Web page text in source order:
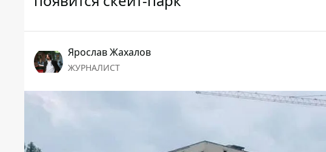
Ярослав Жахалов
ЖУРНАЛИСТ